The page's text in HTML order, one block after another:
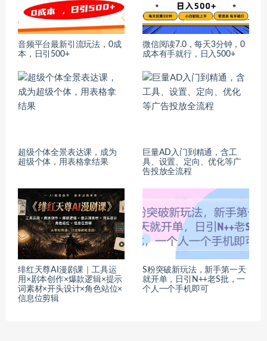
音频平台最新引流玩法，0成
本，日引500+
微信阅读7.0，每天3分钟，0
成本有手就行，日入500+
超级个体全景表达课，成为
超级个体，用表格拿结果
巨量AD入门到精通，含工
具、设置、定向、优化等广
告投放全流程
绯红天尊AI漫剧课｜工具运
用×剧本创作×爆款逻辑×提示
词素材×开头设计×角色站位×
信息位剪辑
S粉突破新玩法，新手第一天
就开单，日引N++老S批，一
个人一个手机即可